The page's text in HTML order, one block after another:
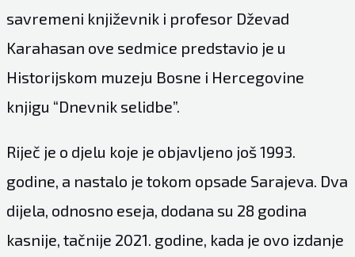
savremeni književnik i profesor Dževad
Karahasan ove sedmice predstavio je u
Historijskom muzeju Bosne i Hercegovine
knjigu “Dnevnik selidbe”.
Riječ je o djelu koje je objavljeno još 1993.
godine, a nastalo je tokom opsade Sarajeva. Dva
dijela, odnosno eseja, dodana su 28 godina
kasnije, tačnije 2021. godine, kada je ovo izdanje